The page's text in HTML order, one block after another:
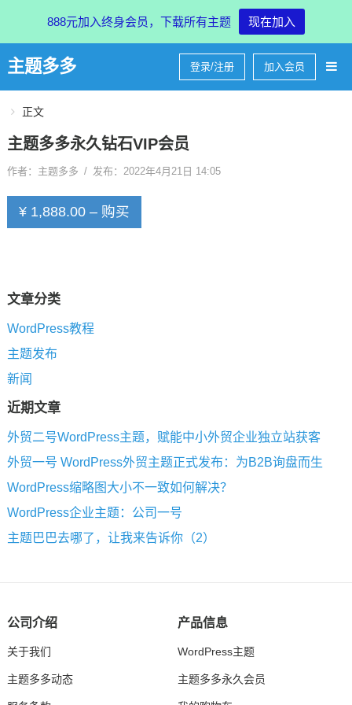
主题多多 登录/注册 加入会员
正文
主题多多永久钻石VIP会员
作者：主题多多 / 发布：2022年4月21日 14:05
¥ 1,888.00 – 购买
文章分类
WordPress教程
主题发布
新闻
近期文章
外贸二号WordPress主题，赋能中小外贸企业独立站获客
外贸一号 WordPress外贸主题正式发布：为B2B询盘而生
WordPress缩略图大小不一致如何解决？
WordPress企业主题：公司一号
主题巴巴去哪了，让我来告诉你（2）
公司介绍
关于我们
主题多多动态
产品信息
WordPress主题
主题多多永久会员
888元加入终身会员，下载所有主题 现在加入